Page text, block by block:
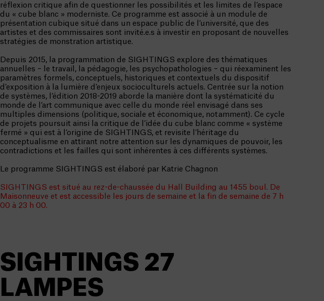
réflexion critique afin de questionner les possibilités et les limites de l’espace
du « cube blanc » moderniste. Ce programme est associé à un module de
présentation cubique situé dans un espace public de l’université, que des
artistes et des commissaires sont invité.e.s à investir en proposant de nouvelles
stratégies de monstration artistique.
Depuis 2015, la programmation de SIGHTINGS explore des thématiques
annuelles – le travail, la pédagogie, les psychopathologies – qui réexaminent les
paramètres formels, conceptuels, historiques et contextuels du dispositif
d’exposition à la lumière d’enjeux socioculturels actuels. Centrée sur la notion
de systèmes, l’édition 2018-2019 aborde la manière dont la systématicité du
monde de l’art communique avec celle du monde réel envisagé dans ses
multiples dimensions (politique, sociale et économique, notamment). Ce cycle
de projets poursuit ainsi la critique de l’idée du cube blanc comme « système
fermé » qui est à l’origine de SIGHTINGS, et revisite l’héritage du
conceptualisme en attirant notre attention sur les dynamiques de pouvoir, les
contradictions et les failles qui sont inhérentes à ces différents systèmes.
Le programme SIGHTINGS est élaboré par Katrie Chagnon
SIGHTINGS est situé au rez-de-chaussée du Hall Building au 1455 boul. De
Maisonneuve et est accessible les jours de semaine et la fin de semaine de 7 h
00 à 23 h 00.
SIGHTINGS 27
LAMPES